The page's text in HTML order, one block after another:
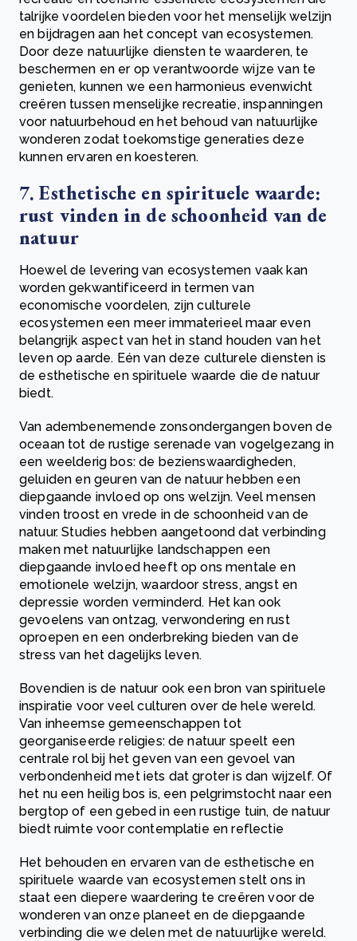
talrijke voordelen bieden voor het menselijk welzijn
en bijdragen aan het concept van ecosystemen.
Door deze natuurlijke diensten te waarderen, te
beschermen en er op verantwoorde wijze van te
genieten, kunnen we een harmonieus evenwicht
creëren tussen menselijke recreatie, inspanningen
voor natuurbehoud en het behoud van natuurlijke
wonderen zodat toekomstige generaties deze
kunnen ervaren en koesteren.
7. Esthetische en spirituele waarde:
rust vinden in de schoonheid van de
natuur
Hoewel de levering van ecosystemen vaak kan
worden gekwantificeerd in termen van
economische voordelen, zijn culturele
ecosystemen een meer immaterieel maar even
belangrijk aspect van het in stand houden van het
leven op aarde. Eén van deze culturele diensten is
de esthetische en spirituele waarde die de natuur
biedt.
Van adembenemende zonsondergangen boven de
oceaan tot de rustige serenade van vogelgezang in
een weelderig bos: de bezienswaardigheden,
geluiden en geuren van de natuur hebben een
diepgaande invloed op ons welzijn. Veel mensen
vinden troost en vrede in de schoonheid van de
natuur. Studies hebben aangetoond dat verbinding
maken met natuurlijke landschappen een
diepgaande invloed heeft op ons mentale en
emotionele welzijn, waardoor stress, angst en
depressie worden verminderd. Het kan ook
gevoelens van ontzag, verwondering en rust
oproepen en een onderbreking bieden van de
stress van het dagelijks leven.
Bovendien is de natuur ook een bron van spirituele
inspiratie voor veel culturen over de hele wereld.
Van inheemse gemeenschappen tot
georganiseerde religies: de natuur speelt een
centrale rol bij het geven van een gevoel van
verbondenheid met iets dat groter is dan wijzelf. Of
het nu een heilig bos is, een pelgrimstocht naar een
bergtop of een gebed in een rustige tuin, de natuur
biedt ruimte voor contemplatie en reflectie
Het behouden en ervaren van de esthetische en
spirituele waarde van ecosystemen stelt ons in
staat een diepere waardering te creëren voor de
wonderen van onze planeet en de diepgaande
verbinding die we delen met de natuurlijke wereld.